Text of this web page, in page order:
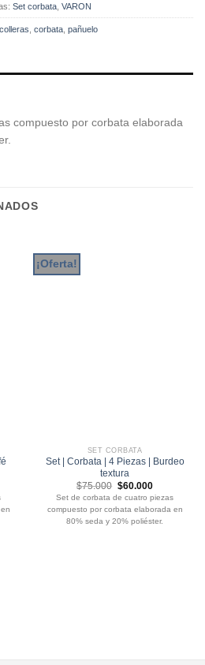
Set corbata VARON
colleras corbata pañuelo
compuesto por corbata elaborada
¡Oferta!
SET CORBATA
Set | Corbata | 4 Piezas | Burdeo
textura
$75.000 El
precio
original
era:
$75.000.
$60.000El
precio
actual
es:
$60.000.
Set de corbata de cuatro piezas
compuesto por corbata elaborada en
80% seda y 20% poliéster.